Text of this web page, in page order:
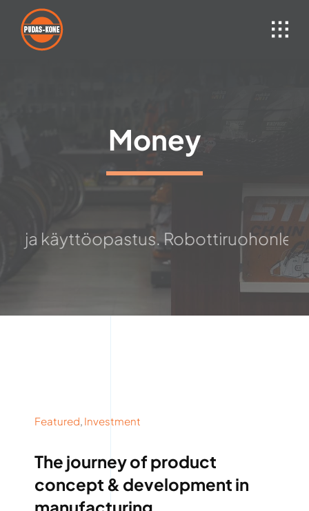
content
Money
ja käyttöopastus.
Featured, Investment
The journey of product
concept & development in
manufacturing